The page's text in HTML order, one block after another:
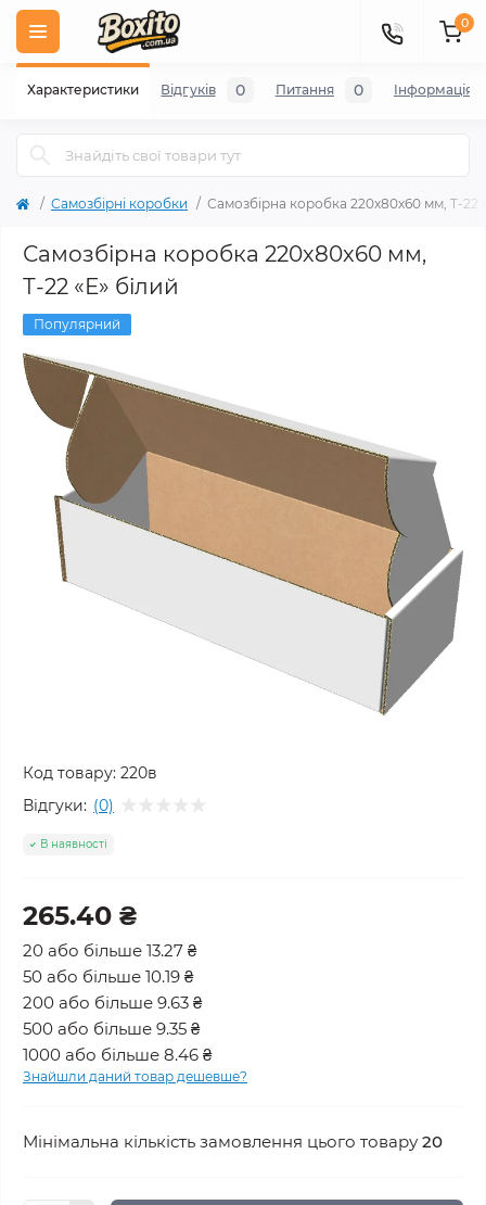
0
Самозбірні коробки Самозбірна коробка 220х80х60 мм, Т-22
Самозбірна коробка 220х80х60 мм,
Т-22 «Е» білий
Популярний
Код товару: 220в
Відгуки: (0)
В наявності
265.40 ₴
20 або більше 13.27 ₴
50 або більше 10.19 ₴
200 або більше 9.63 ₴
500 або більше 9.35 ₴
1000 або більше 8.46 ₴
Знайшли даний товар дешевше?
Мінімальна кількість замовлення цього товару 20
Характеристики Відгуків 0 Питання 0 Iнформація